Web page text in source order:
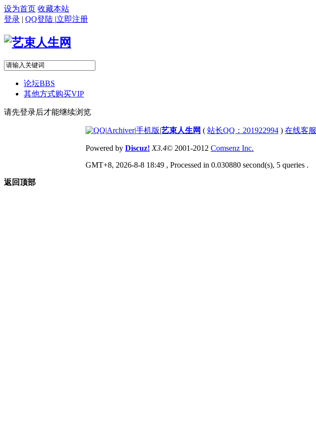
设为首页 收藏本站
登录 | QQ登陆 |立即注册
论坛BBS
其他方式购买VIP
请先登录后才能继续浏览
|Archiver|手机版|艺束人生网 ( 站长QQ：201922994 ) 在线客服
Powered by Discuz! X3.4© 2001-2012 Comsenz Inc.
GMT+8, 2026-8-8 18:49 , Processed in 0.030880 second(s), 5 queries .
返回顶部